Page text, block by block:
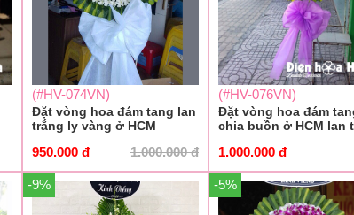
(#HV-074VN)
Đặt vòng hoa đám tang lan
trắng ly vàng ở HCM
1.000.000đ
950.000 đ
(#HV-076VN)
Đặt vòng hoa đám
chia buồn ở HCM lan
1.000.000 đ
-9% -5%